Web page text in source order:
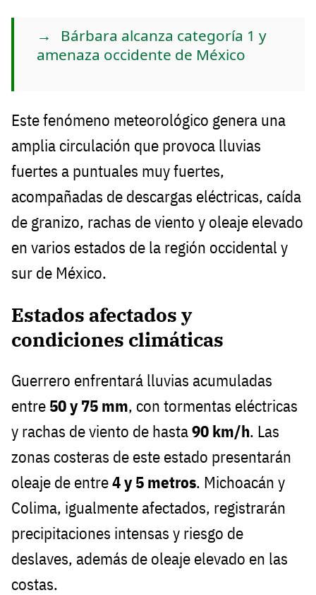
Bárbara alcanza categoría 1 y
amenaza occidente de México
Este fenómeno meteorológico genera una
amplia circulación que provoca lluvias
fuertes a puntuales muy fuertes,
acompañadas de descargas eléctricas, caída
de granizo, rachas de viento y oleaje elevado
en varios estados de la región occidental y
sur de México.
Estados afectados y
condiciones climáticas
Guerrero enfrentará lluvias acumuladas
entre 50 y 75 mm, con tormentas eléctricas
y rachas de viento de hasta90 km/h. Las
zonas costeras de este estado presentarán
oleaje de entre4 y 5 metros. Michoacán y
Colima, igualmente afectados, registrarán
precipitaciones intensas y riesgo de
deslaves, además de oleaje elevado en las
costas.